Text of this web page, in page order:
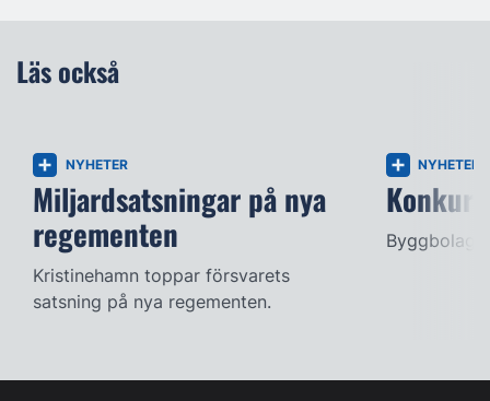
Läs också
NYHETER
Miljardsatsningar på nya
regementen
Kristinehamn toppar försvarets
satsning på nya regementen.
NYHETER
Byggbolag